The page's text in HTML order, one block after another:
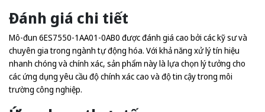
Đánh giá chi tiết
Mô-đun 6ES7550-1AA01-0AB0 được đánh giá cao bởi các kỹ sư và
chuyên gia trong ngành tự động hóa. Với khả năng xử lý tín hiệu
nhanh chóng và chính xác, sản phẩm này là lựa chọn lý tưởng cho
các ứng dụng yêu cầu độ chính xác cao và độ tin cậy trong môi
trường công nghiệp.